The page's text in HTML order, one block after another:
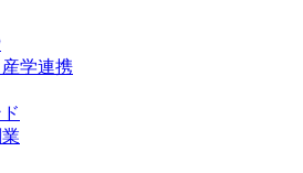
学連携